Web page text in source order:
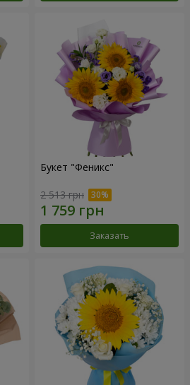
Букет "Феникс"
2 513 грн
Заказать